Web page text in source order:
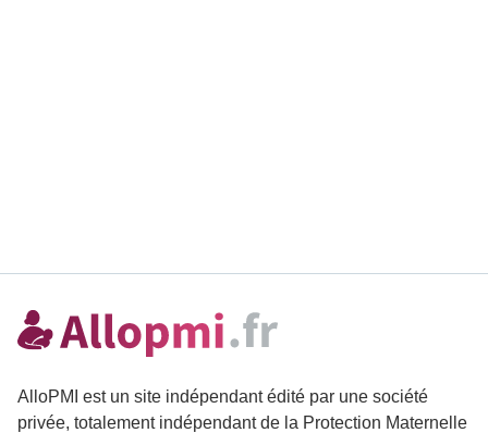
AlloPMI est un site indépendant édité par une société
privée, totalement indépendant de la Protection Maternelle